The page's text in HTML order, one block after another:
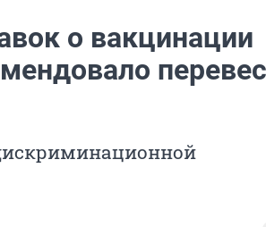
о вакцинации